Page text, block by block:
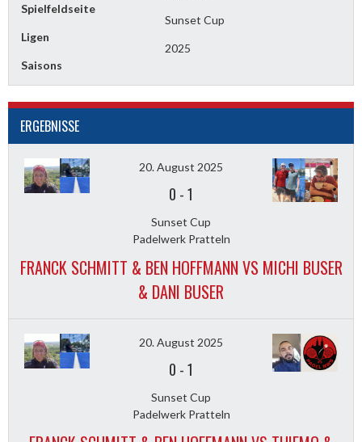
Spielfeldseite
Ligen
Sunset Cup
Saisons
2025
ERGEBNISSE
20. August 2025
0 -1
Sunset Cup
Padelwerk Pratteln
FRANCK SCHMITT & BEN HOFFMANN VS MICHI BUSER
& DANI BUSER
20. August 2025
0 -1
Sunset Cup
Padelwerk Pratteln